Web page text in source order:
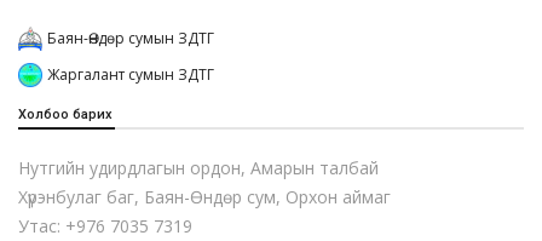
Баян-Өндөр сумын ЗДТГ
Жаргалант сумын ЗДТГ
Холбоо барих
Нутгийн удирдлагын ордон, Амарын талбай
Хүрэнбулаг баг, Баян-Өндөр сум, Орхон аймаг
Утас: +976 7035 7319